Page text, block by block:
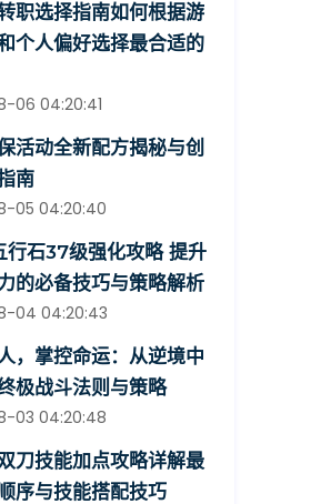
职选择指南如何根据游
个人偏好选择最合适的
06 04:20:41
活动全新配方揭秘与创
南
05 04:20:40
行石37级强化攻略 提升
的必备技巧与策略解析
04 04:20:43
，掌控命运：从逆境中
极战斗法则与策略
03 04:20:48
刀技能加点攻略详解最
序与技能搭配技巧